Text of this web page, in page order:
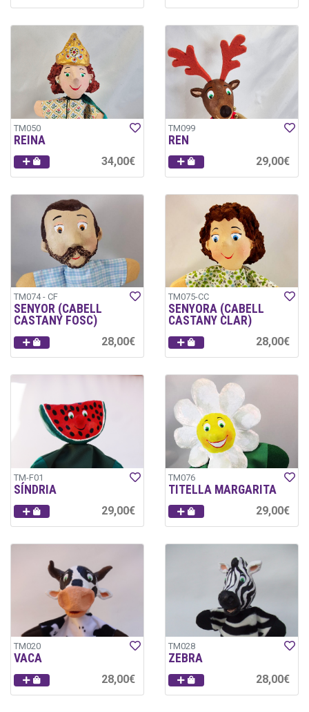
TM050
REINA
34,00€
TM099
REN
29,00€
TM074 - CF
SENYOR (CABELL
CASTANY FOSC)
28,00€
TM075-CC
SENYORA (CABELL
CASTANY CLAR)
28,00€
TM-F01
SÍNDRIA
29,00€
TM076
TITELLA MARGARITA
29,00€
TM020
VACA
28,00€
TM028
ZEBRA
28,00€